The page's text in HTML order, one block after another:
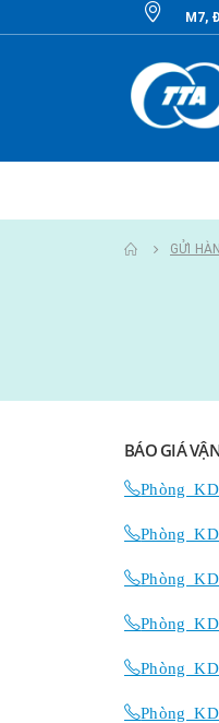
M7,
GỬI
BÁO GIÁ
Phòng
Phòng
Phòng
Phòng
Phòng
Phòng